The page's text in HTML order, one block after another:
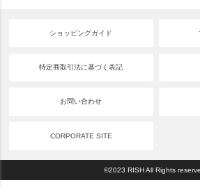
ショッピングガイド
特定商取引法に基づく表記
お問い合わせ
CORPORATE SITE
©2023 RISH All Rights